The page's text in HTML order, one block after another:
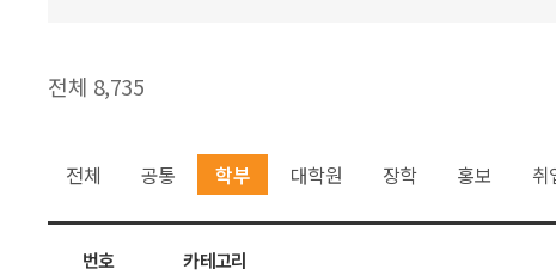
전체 8,735
전체 공통 학부 대학원 장학 홍보 취
번호 카테고리